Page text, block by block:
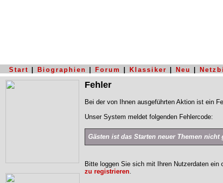
Start Biographien Forum Klassiker Neu
Fehler
Bei der von Ihnen ausgeführten Aktion ist ein
Unser System meldet folgenden Fehlercode:
Gästen ist das Starten neuer Themen nicht
Bitte loggen Sie sich mit Ihren Nutzerdaten
zu registrieren.